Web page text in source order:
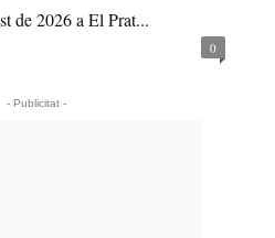
de 2026 a El Prat...
0
- Publicitat -